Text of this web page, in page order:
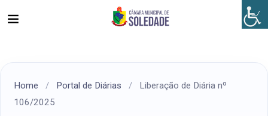
Home / Portal de Diárias /
Liberação de Diária nº
106/2025